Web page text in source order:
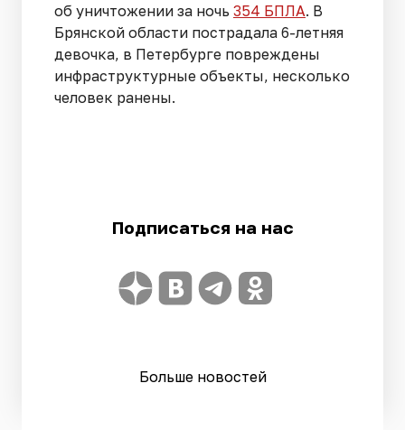
об уничтожении за ночь 354 БПЛА. В
Брянской области пострадала 6-летняя
девочка, в Петербурге повреждены
инфраструктурные объекты, несколько
человек ранены.
Подписаться на нас
Больше новостей